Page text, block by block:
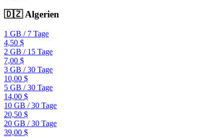
🇩🇿Algerien
1 GB /7 Tage
4,50 $
2 GB /15 Tage
7,00 $
3 GB /30 Tage
10,00 $
5 GB /30 Tage
14,00 $
10 GB /30 Tage
20,50 $
20 GB /30 Tage
39,00 $